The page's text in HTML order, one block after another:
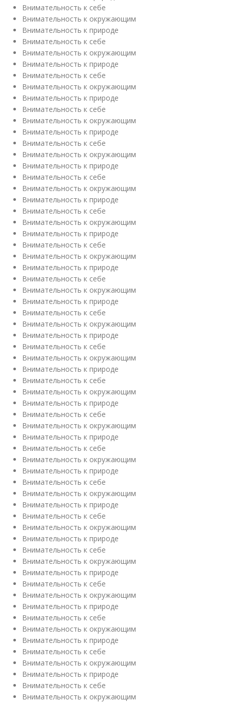
Внимательность к себе
Внимательность к окружающим
Внимательность к природе
Внимательность к себе
Внимательность к окружающим
Внимательность к природе
Внимательность к себе
Внимательность к окружающим
Внимательность к природе
Внимательность к себе
Внимательность к окружающим
Внимательность к природе
Внимательность к себе
Внимательность к окружающим
Внимательность к природе
Внимательность к себе
Внимательность к окружающим
Внимательность к природе
Внимательность к себе
Внимательность к окружающим
Внимательность к природе
Внимательность к себе
Внимательность к окружающим
Внимательность к природе
Внимательность к себе
Внимательность к окружающим
Внимательность к природе
Внимательность к себе
Внимательность к окружающим
Внимательность к природе
Внимательность к себе
Внимательность к окружающим
Внимательность к природе
Внимательность к себе
Внимательность к окружающим
Внимательность к природе
Внимательность к себе
Внимательность к окружающим
Внимательность к природе
Внимательность к себе
Внимательность к окружающим
Внимательность к природе
Внимательность к себе
Внимательность к окружающим
Внимательность к природе
Внимательность к себе
Внимательность к окружающим
Внимательность к природе
Внимательность к себе
Внимательность к окружающим
Внимательность к природе
Внимательность к себе
Внимательность к окружающим
Внимательность к природе
Внимательность к себе
Внимательность к окружающим
Внимательность к природе
Внимательность к себе
Внимательность к окружающим
Внимательность к природе
Внимательность к себе
Внимательность к окружающим